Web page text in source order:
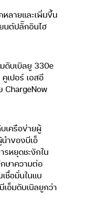
ลายและเพิ่มขึ้น
นต์ปลั๊กอินไฮ
ดับเบิลยู 330e
เปอร์ เอสอี
ChargeNow
เครือข่ายผู้
ำของบีเอ็
หยุดชะงักใน
ษาความต่อ
ชื่อมั่นในแบ
อ็มดับเบิลยูกว่า